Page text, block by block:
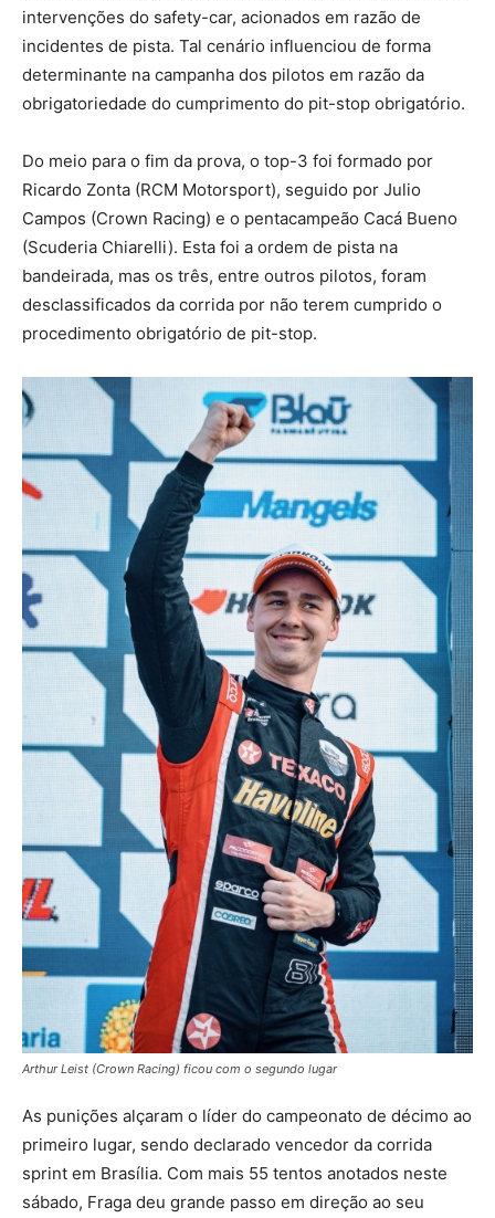
intervenções do safety-car, acionados em razão de
incidentes de pista. Tal cenário influenciou de forma
determinante na campanha dos pilotos em razão da
obrigatoriedade do cumprimento do pit-stop obrigatório.
Do meio para o fim da prova, o top-3 foi formado por
Ricardo Zonta (RCM Motorsport), seguido por Julio
Campos (Crown Racing) e o pentacampeão Cacá Bueno
(Scuderia Chiarelli). Esta foi a ordem de pista na
bandeirada, mas os três, entre outros pilotos, foram
desclassificados da corrida por não terem cumprido o
procedimento obrigatório de pit-stop.
Arthur Leist (Crown Racing) ficou com o segundo lugar
As punições alçaram o líder do campeonato de décimo ao
primeiro lugar, sendo declarado vencedor da corrida
sprint em Brasília. Com mais 55 tentos anotados neste
sábado, Fraga deu grande passo em direção ao seu